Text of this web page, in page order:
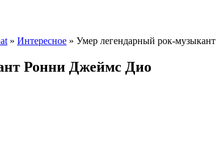
» Интересное » Умер легендарный рок-
Ронни Джеймс Дио